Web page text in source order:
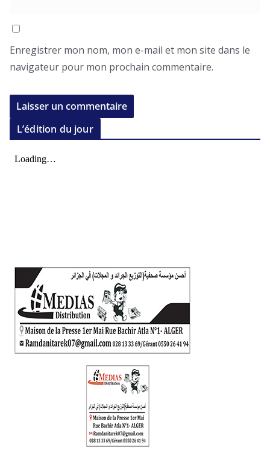
Enregistrer mon nom, mon e-mail et mon site dans le
navigateur pour mon prochain commentaire.
L’édition du jour